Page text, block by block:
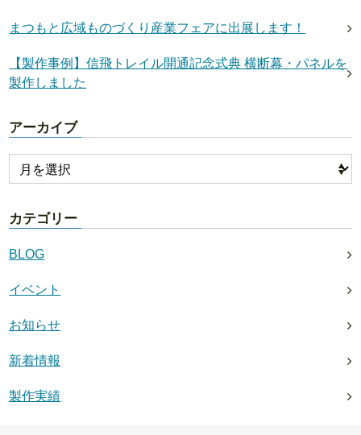
まつもと広域ものづくり産業フェアに出展します！
【製作事例】信飛トレイル開通記念式典 横断幕・パネルを
製作しました
アーカイブ
カテゴリー
BLOG
イベント
お知らせ
新着情報
製作実績